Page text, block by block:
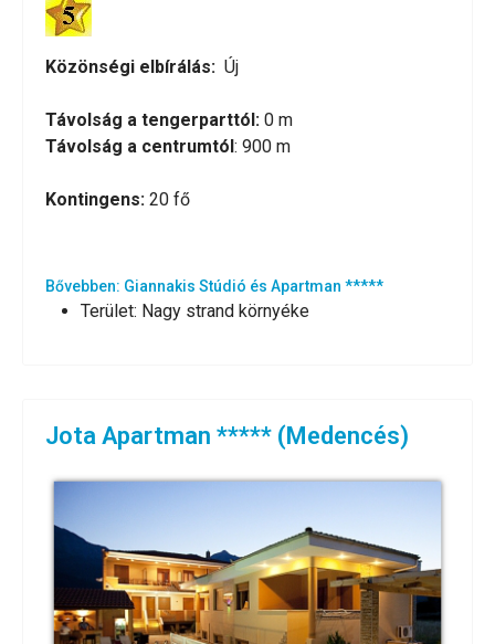
Közönségi elbírálás: Új
Távolság a tengerparttól: 0 m
Távolság a centrumtól : 900 m
Kontingens: 20 fő
Bővebben: Giannakis Stúdió és Apartman *****
Terület: Nagy strand környéke
Jota Apartman ***** (Medencés)